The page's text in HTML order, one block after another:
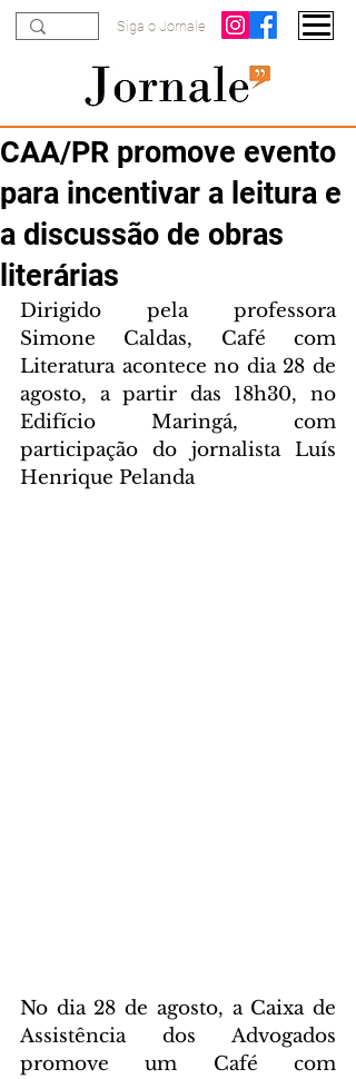
Siga o Jornale
CAA/PR promove evento
para incentivar a leitura e
a discussão de obras
literárias
Dirigido pela professora
Simone Caldas, Café com
Literatura acontece no dia 28 de
agosto, a partir das 18h30, no
Edifício Maringá, com
participação do jornalista Luís
Henrique Pelanda
No dia 28 de agosto, a Caixa de
Assistência dos Advogados
promove um Café com